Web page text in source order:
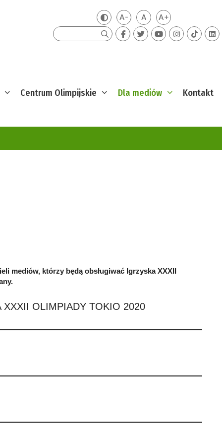
Zmień kontrast
A-Mniejsza czcionka
ADomyślna czcionka
A+Większa
Szukaj
Centrum Olimpijskie Dla mediów Kontakt
mediów, którzy będą obsługiwać Igrzyska XXXII
XXXII OLIMPIADY TOKIO 2020